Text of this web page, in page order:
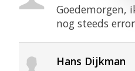
Goedemorgen,
nog steeds
Hans Dijkman